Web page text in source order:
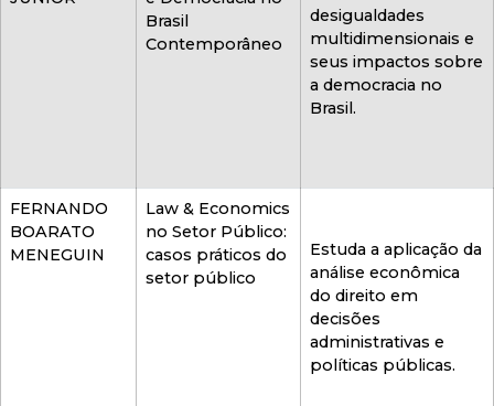
Brasil
Contemporâneo
desigualdades
multidimensionais e
seus impactos sobre
a democracia no
Brasil.
FERNANDO
BOARATO
MENEGUIN
Law & Economics
no Setor Público:
casos práticos do
setor público
Estuda a aplicação da
análise econômica
do direito em
decisões
administrativas e
políticas públicas.